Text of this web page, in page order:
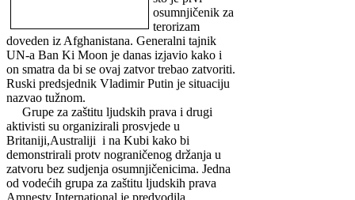
osumnjičenik za
terorizam
doveden iz Afghanistana. Generalni tajnik
UN-a Ban Ki Moon je danas izjavio kako i
on smatra da bi se ovaj zatvor trebao zatvoriti.
Ruski predsjednik Vladimir Putin je situaciju
nazvao tužnom.
Grupe za zaštitu ljudskih prava i drugi
aktivisti su organizirali prosvjede u
Britaniji,Australiji i na Kubi kako bi
demonstrirali protv nograničenog držanja u
zatvoru bez sudjenja osumnjičenicima. Jedna
od vodećih grupa za zaštitu ljudskih prava